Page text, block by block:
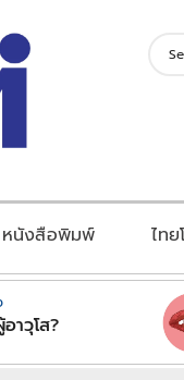
หนังสือพิมพ์ ไท
าวุโส?